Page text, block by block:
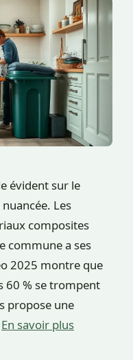
évident sur le
Les
composites
commune a ses
2025 montre que
60 % se trompent
propose une
En savoir plus